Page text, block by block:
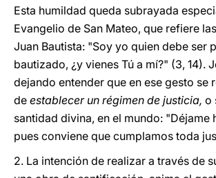
Esta humildad queda subrayada
Evangelio de San Mateo, que refiere
Juan Bautista: "Soy yo quien debe ser
bautizado, ¿y vienes Tú a mí?" (3, 14).
dejando entender que en ese gesto se
de establecer un régimen de justicia, o
santidad divina, en el mundo: "Déjame
pues conviene que cumplamos toda
2. La intención de realizar a través de